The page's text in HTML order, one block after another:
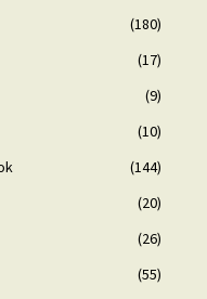
(180)
(17)
(9)
(10)
(144)
(20)
(26)
(55)